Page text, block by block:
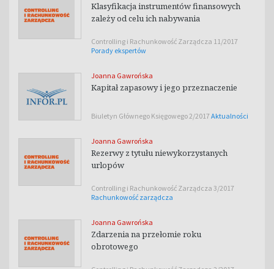
Klasyfikacja instrumentów finansowych
zależy od celu ich nabywania
Controlling i Rachunkowość Zarządcza 11/2017
Porady ekspertów
Joanna Gawrońska
Kapitał zapasowy i jego przeznaczenie
Biuletyn Głównego Księgowego 2/2017Aktualności
Joanna Gawrońska
Rezerwy z tytułu niewykorzystanych
urlopów
Controlling i Rachunkowość Zarządcza 3/2017
Rachunkowość zarządcza
Joanna Gawrońska
Zdarzenia na przełomie roku
obrotowego